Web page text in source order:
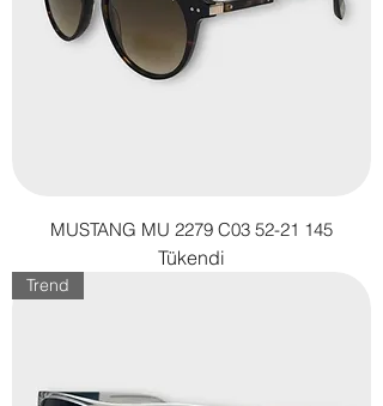
MUSTANG MU 2279 C03 52-21 145
Tükendi
Trend